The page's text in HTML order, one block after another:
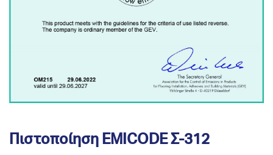
Πιστοποίηση EMICODE Σ-312